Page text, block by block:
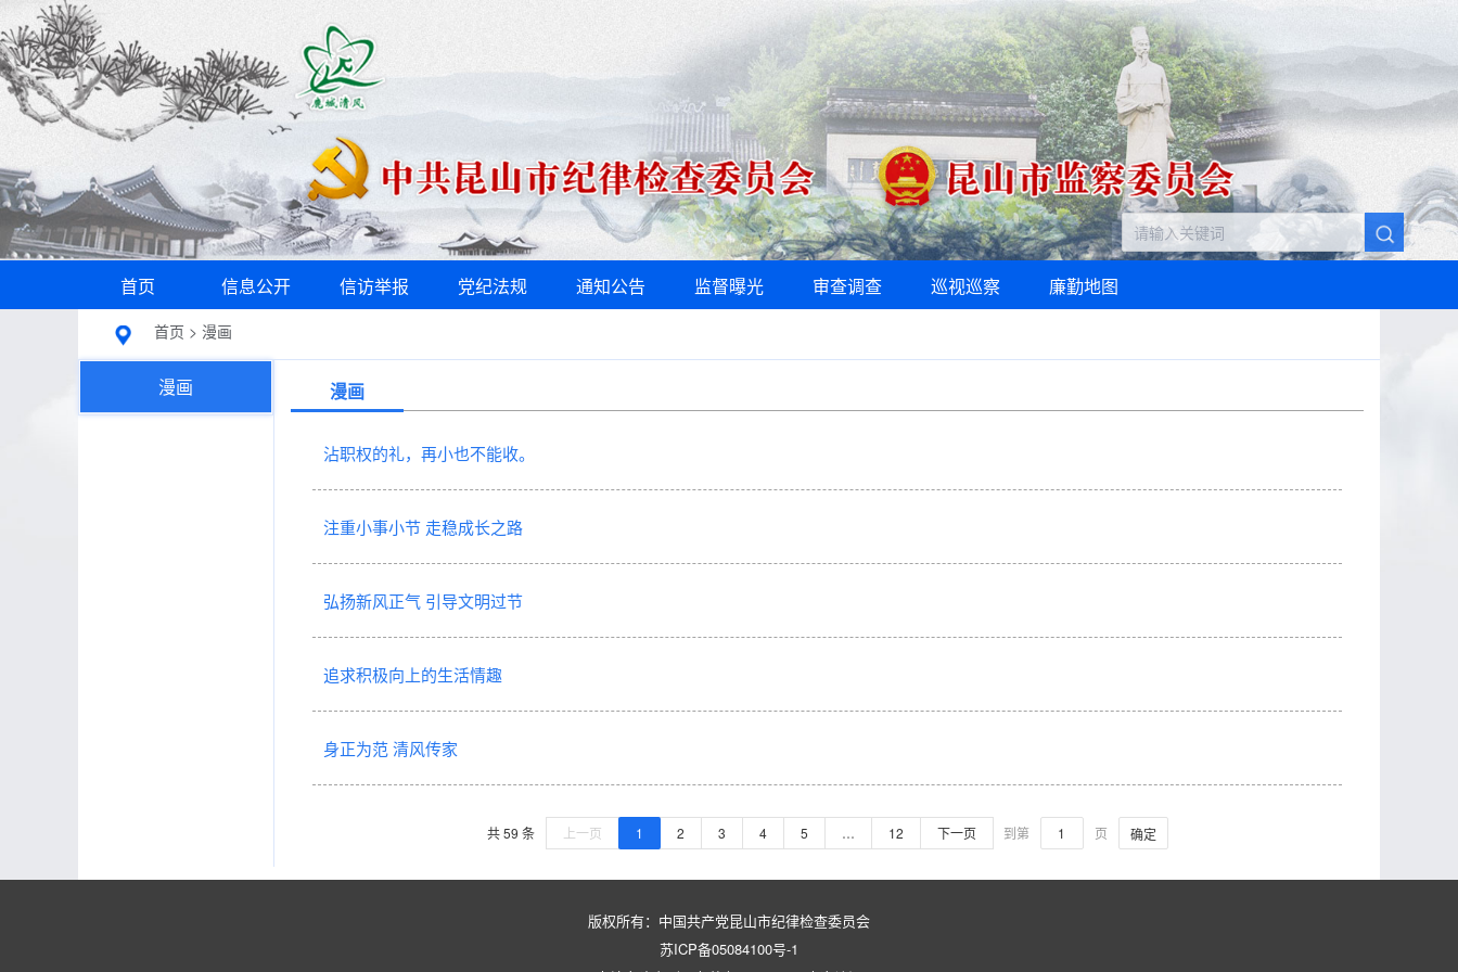
首页 信息公开 信访举报 党纪法规 通知公告 监督曝光 审查调查 巡视巡察 廉勤地图
首页 > 漫画
漫画 漫画
沾职权的礼，再小也不能收。
注重小事小节 走稳成长之路
弘扬新风正气 引导文明过节
追求积极向上的生活情趣
身正为范 清风传家
共 59 条 上一页 1 2 3 4 5 … 12 下一页 到第 页 确定
版权所有：中国共产党昆山市纪律检查委员会
苏ICP备05084100号-1